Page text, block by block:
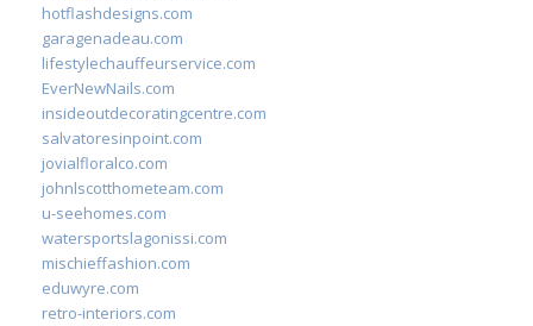
hotflashdesigns.com
garagenadeau.com
lifestylechauffeurservice.com
EverNewNails.com
insideoutdecoratingcentre.com
salvatoresinpoint.com
jovialfloralco.com
johnlscotthometeam.com
u-seehomes.com
watersportslagonissi.com
mischieffashion.com
eduwyre.com
retro-interiors.com